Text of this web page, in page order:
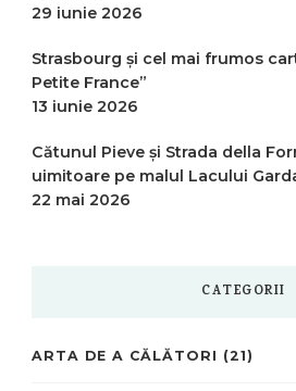
29 iunie 2026
Strasbourg și cel mai frumos
Petite France”
13 iunie 2026
Cătunul Pieve și Strada della
uimitoare pe malul Lacului
22 mai 2026
CATEGORII
ARTA DE A CĂLĂTORI (21)